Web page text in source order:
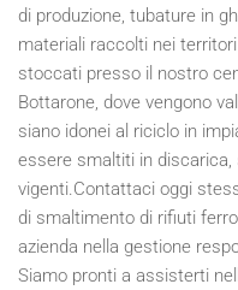
di produzione, tubature in
materiali raccolti nei
stoccati presso il nostro
Bottarone, dove vengono
siano idonei al riciclo in
essere smaltiti in
vigenti.Contattaci oggi
di smaltimento di rifiuti
azienda nella gestione
Siamo pronti a assisterti